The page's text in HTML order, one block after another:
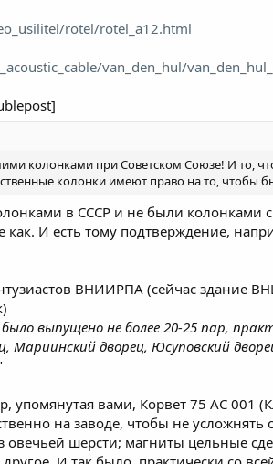
rotel/rotel_a12.html
van_den_hul/
колонками при Советском Союзе! И то,
колонки имеют право на то, чтобы
в СССР и не были колонками
как. И есть тому подтверждение,
ВНИИРПА (сейчас здание
выпущено не более 20-25 пар,
Мариинский дворец, Юсуповский
упомянутая вами, Корвет 75 АС 001
на заводе, чтобы не
шерсти; магниты цельные